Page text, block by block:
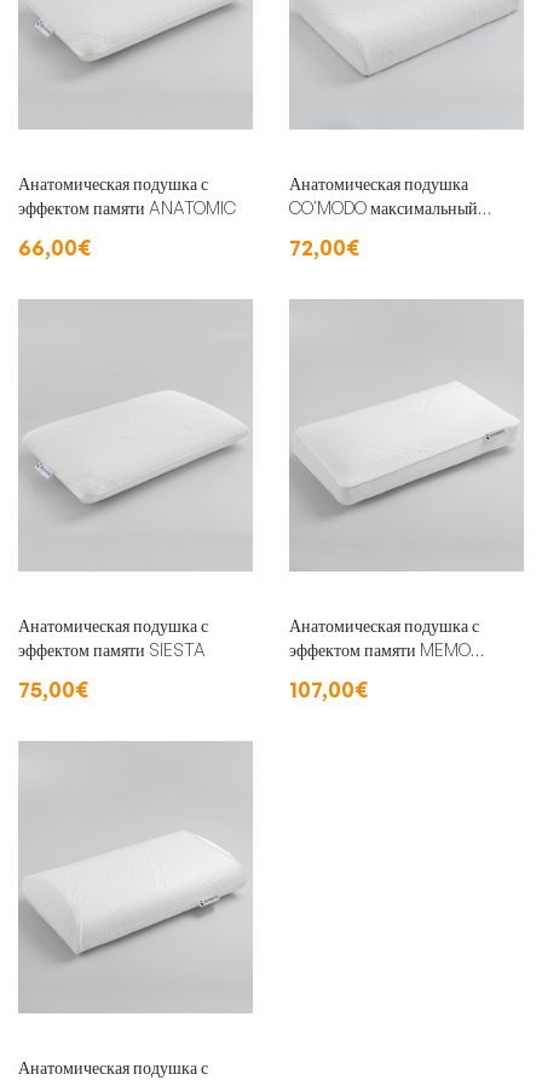
Анатомическая подушка с
эффектом памяти ANATOMIC
66,00€
Анатомическая подушка
CO'MODO максимальный
72,00€
Анатомическая подушка с
эффектом памяти SIESTA
75,00€
Анатомическая подушка с
эффектом памяти MEMO
107,00€
Анатомическая подушка с